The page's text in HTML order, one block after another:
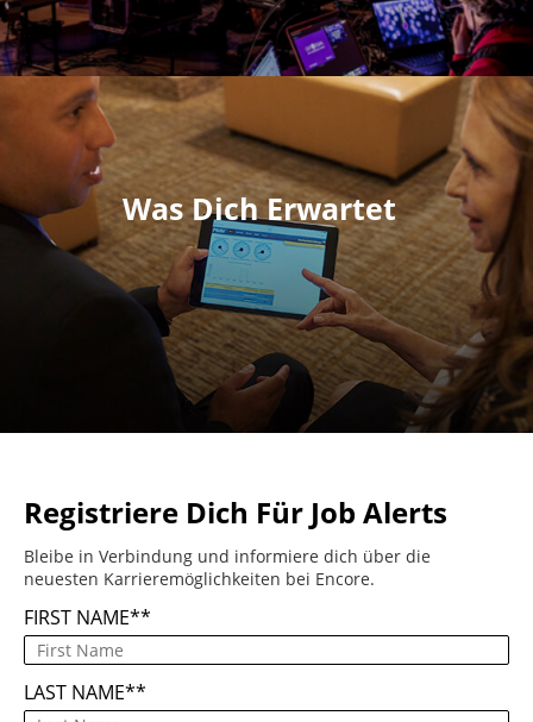
Was Dich Erwartet
Registriere Dich Für Job Alerts
Bleibe in Verbindung und informiere dich über die
neuesten Karrieremöglichkeiten bei Encore.
FIRST NAME*
LAST NAME*